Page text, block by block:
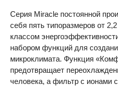
Серия Miracle постоянной
себя пять типоразмеров от
классом
набором функций для
микроклимата. Функция
предотвращает
человека, а фильтр с ионами